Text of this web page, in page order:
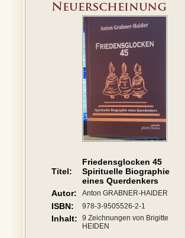
Titel:
Friedensglocken 45
Spirituelle Biographie
eines Querdenkers
Autor:
Anton GRABNER-HAIDER
ISBN: 978-3-9505526-2-1
Inhalt:
9 Zeichnungen von Brigitte
HEIDEN